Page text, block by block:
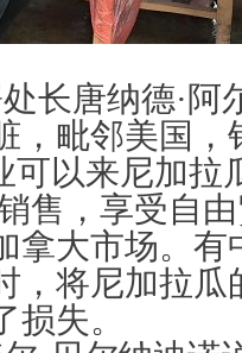
长唐纳德·阿
，毗邻美国，
可以来尼加拉
售，享受自
拿大市场。有
，将尼加拉瓜
失。